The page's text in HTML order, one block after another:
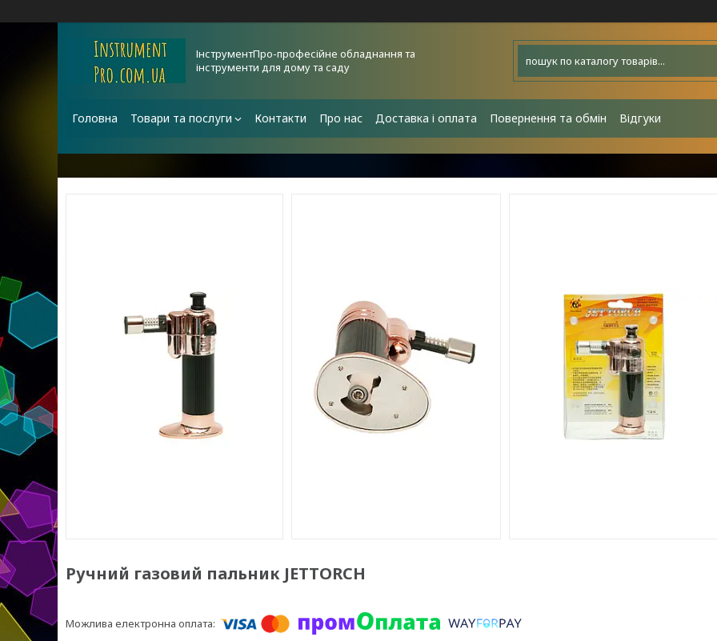
ІнструментПро-професійне обладнання та
інструменти для дому та саду
Головна Товари та послуги Контакти Про нас Доставка і оплата Повернення та обмін Відгуки
Ручний газовий пальник JETTORCH